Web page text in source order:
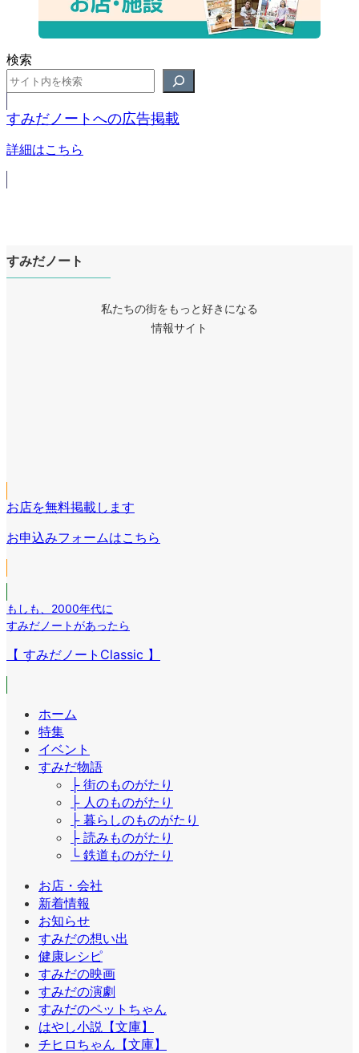
検索
すみだノートへの広告掲載
詳細はこちら
すみだノート
私たちの街をもっと好きになる
情報サイト
リ
ン
ク
ン
リ
ク
ン
ン
ク
お店を無料掲載します
お申込みフォームはこちら
もしも
2000年代に
すみだノートがあったら
【 すみだノートClassic 】
ホーム
特集
イベント
すみだ物語
├ 街のものがたり
├ 人のものがたり
├ 暮らしのものがたり
├ 読みものがたり
└ 鉄道ものがたり
お店・会社
新着情報
お知らせ
すみだの想い出
健康レシピ
すみだの映画
すみだの演劇
すみだのペットちゃん
はやし小説【文庫】
チヒロちゃん【文庫】